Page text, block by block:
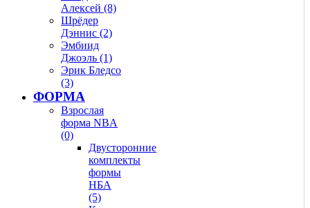
Алексей (8)
Шрёдер
Дэннис (2)
Эмбиид
Джоэль (1)
Эрик Бледсо
(3)
ФОРМА
Взрослая
форма NBA
(0)
Двусторонние
комплекты
формы
НБА
(5)